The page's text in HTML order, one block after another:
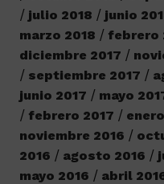
julio 2018
junio
marzo 2018
febrero
diciembre 2017
septiembre 2017
junio 2017
mayo
febrero 2017
noviembre 2016
2016
agosto 2016
mayo 2016
abril